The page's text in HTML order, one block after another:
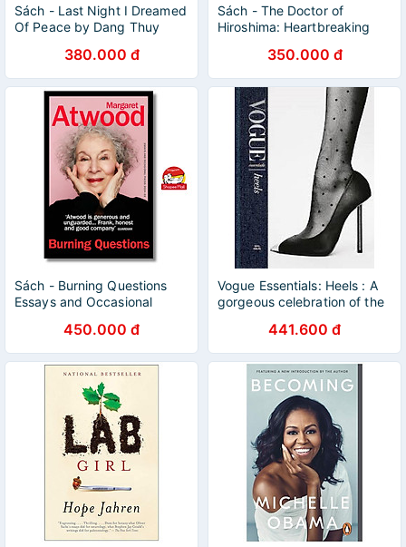
Sách - Last Night I Dreamed
Of Peace by Dang Thuy
of courage - Hồi ký chiến
tranh/Biography Vietnam
380.000 đ
Sách - The Doctor of
Hiroshima: Heartbreaking
Michihiko Hachiya
350.000 đ
Sách - Burning Questions
Essays and Occasional
450.000 đ
Vogue Essentials: Heels : A
gorgeous celebration of the
441.600 đ